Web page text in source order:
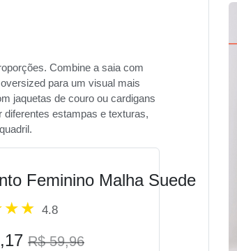
Combine a saia com
para um visual mais
jaquetas de couro ou cardigans
diferentes estampas e texturas,
Feminino Malha Suede
4.8
R$ 59,96